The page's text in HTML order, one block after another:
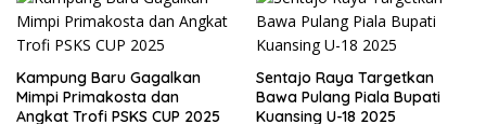
Kampung Baru Gagalkan
Mimpi Primakosta dan
Angkat Trofi PSKS CUP 2025
Sentajo Raya Targetkan
Bawa Pulang Piala Bupati
Kuansing U-18 2025